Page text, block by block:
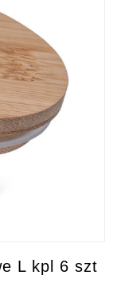
L kpl 6 szt